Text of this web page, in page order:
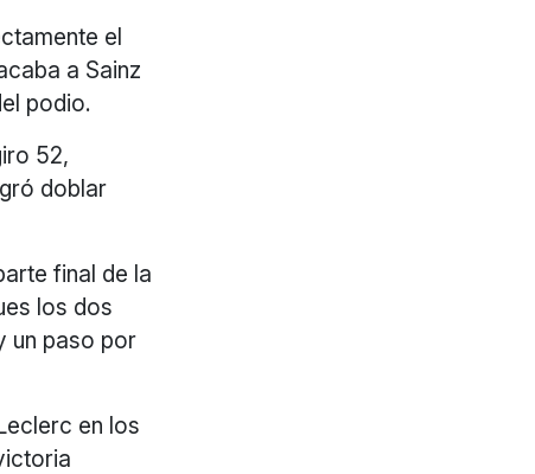
el
a Sainz
podio.
52,
doblar
final de la
los dos
un paso por
en los